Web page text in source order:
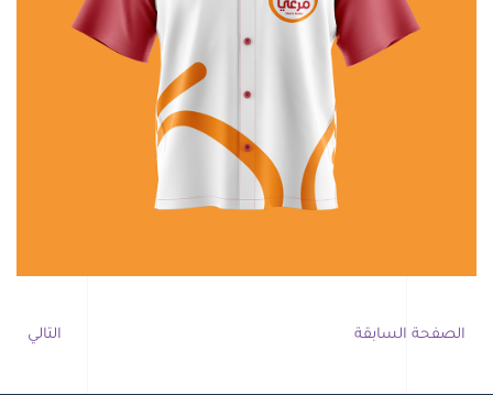
الصفحة السابقة التالي